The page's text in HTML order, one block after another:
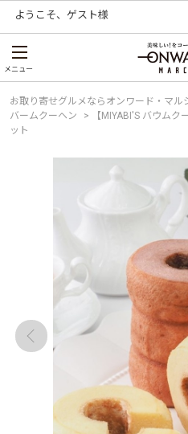
ようこそ、 ゲスト様
メニュー
お取り寄せグルメならオンワード・マル
バームクーヘン
>
【MIYABI'S バウム
ット